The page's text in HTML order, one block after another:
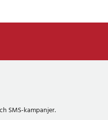
SMS-kampanjer.